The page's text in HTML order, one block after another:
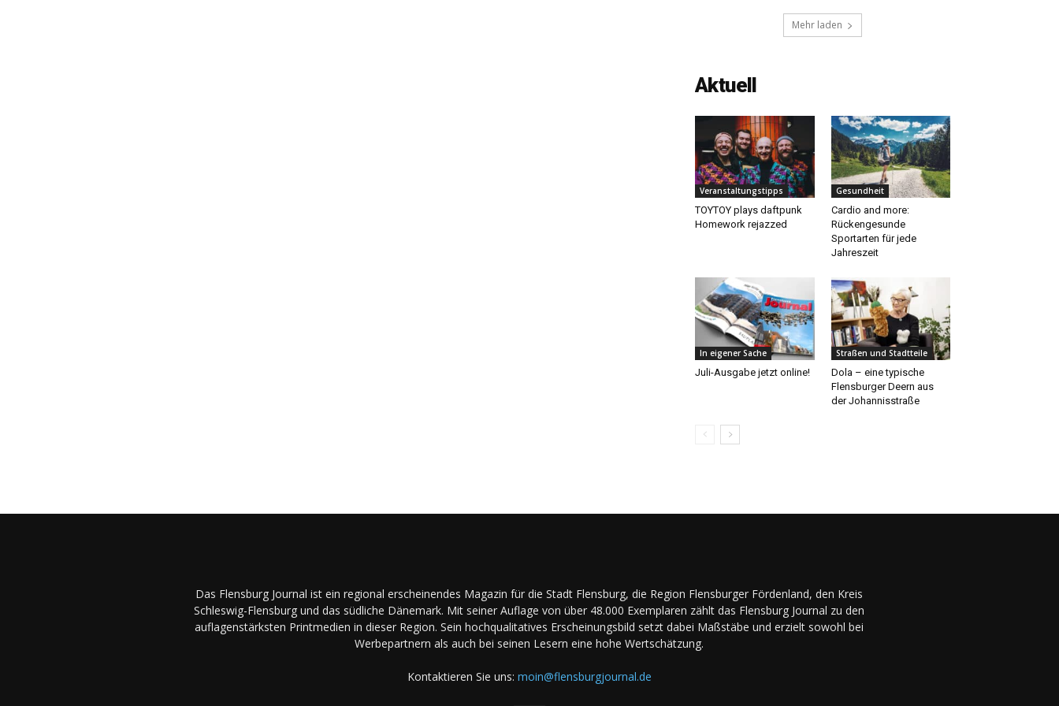
Mehr laden
Aktuell
Veranstaltungstipps
TOYTOY plays daftpunk
Homework rejazzed
Gesundheit
Cardio and more:
Rückengesunde
Sportarten für jede
Jahreszeit
In eigener Sache
Juli-Ausgabe jetzt online!
Straßen und Stadtteile
Dola – eine typische
Flensburger Deern aus
der Johannisstraße
Das Flensburg Journal ist ein regional erscheinendes Magazin für die Stadt Flensburg, die Region Flensburger Fördenland, den Kreis
Schleswig-Flensburg und das südliche Dänemark. Mit seiner Auflage von über 48.000 Exemplaren zählt das Flensburg Journal zu den
auflagenstärksten Printmedien in dieser Region. Sein hochqualitatives Erscheinungsbild setzt dabei Maßstäbe und erzielt sowohl bei
Werbepartnern als auch bei seinen Lesern eine hohe Wertschätzung.
Kontaktieren Sie uns: moin@flensburgjournal.de